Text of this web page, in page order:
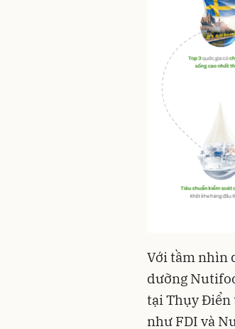
Với tầm nhìn
dưỡng
tại Thụy Điển
như FDI và